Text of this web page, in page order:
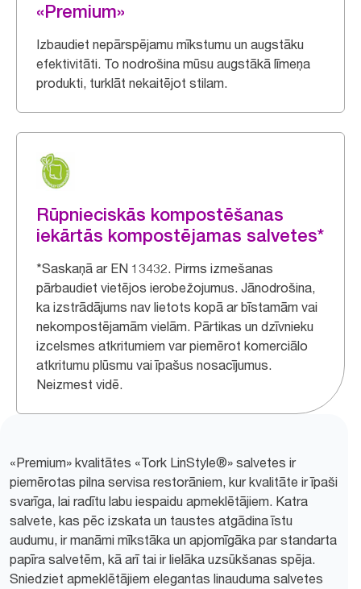
«Premium»
Izbaudiet nepārspējamu mīkstumu un augstāku
efektivitāti. To nodrošina mūsu augstākā līmeņa
produkti, turklāt nekaitējot stilam.
Rūpnieciskās kompostēšanas
iekārtās kompostējamas salvetes*
*Saskaņā ar EN 13432. Pirms izmešanas
pārbaudiet vietējos ierobežojumus. Jānodrošina,
ka izstrādājums nav lietots kopā ar bīstamām vai
nekompostējamām vielām. Pārtikas un dzīvnieku
izcelsmes atkritumiem var piemērot komerciālo
atkritumu plūsmu vai īpašus nosacījumus.
Neizmest vidē.
«Premium» kvalitātes «Tork LinStyle®» salvetes ir
piemērotas pilna servisa restorāniem, kur kvalitāte ir īpaši
svarīga, lai radītu labu iespaidu apmeklētājiem. Katra
salvete, kas pēc izskata un taustes atgādina īstu
audumu, ir manāmi mīkstāka un apjomīgāka par standarta
papīra salvetēm, kā arī tai ir lielāka uzsūkšanas spēja.
Sniedziet apmeklētājiem elegantas linauduma salvetes